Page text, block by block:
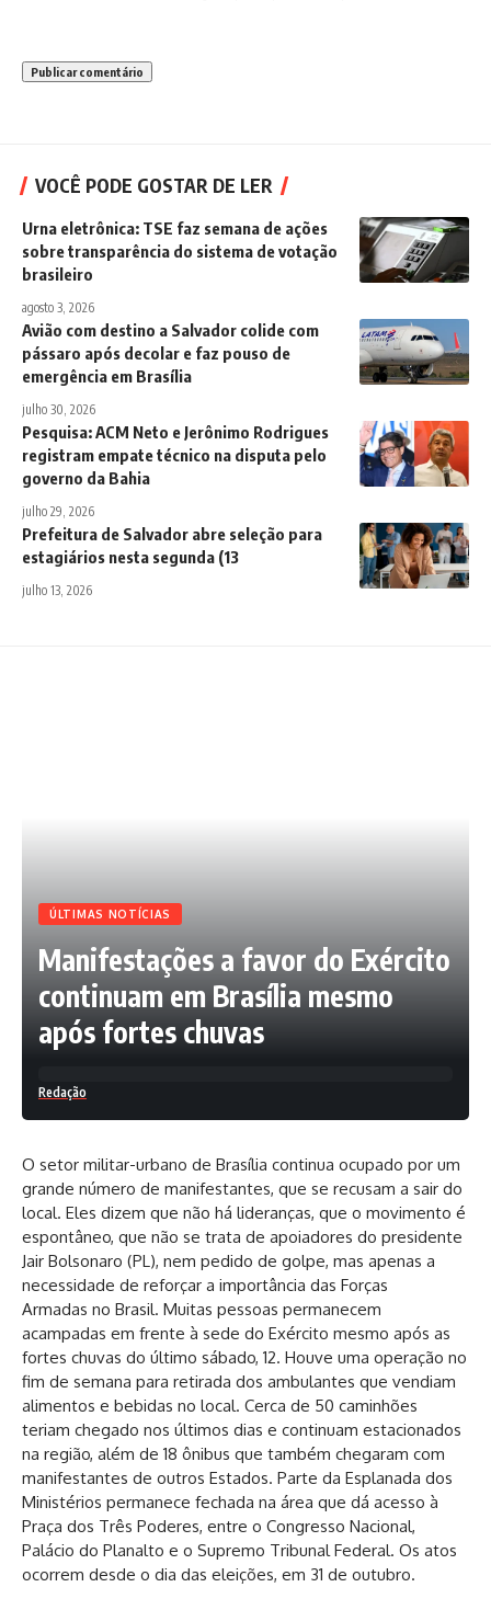
VOCÊ PODE GOSTAR DE LER
Urna eletrônica: TSE faz semana de ações
sobre transparência do sistema de votação
brasileiro
agosto 3, 2026
Avião com destino a Salvador colide com
pássaro após decolar e faz pouso de
emergência em Brasília
julho 30, 2026
Pesquisa: ACM Neto e Jerônimo Rodrigues
registram empate técnico na disputa pelo
governo da Bahia
julho 29, 2026
Prefeitura de Salvador abre seleção para
estagiários nesta segunda (13
julho 13, 2026
ÚLTIMAS NOTÍCIAS
Manifestações a favor do Exército
continuam em Brasília mesmo
após fortes chuvas
Redação
O setor militar-urbano de Brasília continua ocupado por um
grande número de manifestantes, que se recusam a sair do
local. Eles dizem que não há lideranças, que o movimento é
espontâneo, que não se trata de apoiadores do presidente
Jair Bolsonaro (PL), nem pedido de golpe, mas apenas a
necessidade de reforçar a importância das Forças
Armadas no Brasil. Muitas pessoas permanecem
acampadas em frente à sede do Exército mesmo após as
fortes chuvas do último sábado, 12. Houve uma operação no
fim de semana para retirada dos ambulantes que vendiam
alimentos e bebidas no local. Cerca de 50 caminhões
teriam chegado nos últimos dias e continuam estacionados
na região, além de 18 ônibus que também chegaram com
manifestantes de outros Estados. Parte da Esplanada dos
Ministérios permanece fechada na área que dá acesso à
Praça dos Três Poderes, entre o Congresso Nacional,
Palácio do Planalto e o Supremo Tribunal Federal. Os atos
ocorrem desde o dia das eleições, em 31 de outubro.